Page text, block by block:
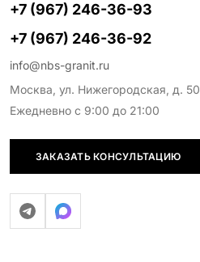
+7 (967) 246-36-93
+7 (967) 246-36-92
info@nbs-granit.ru
Москва, ул. Нижегородская, д. 50
Ежедневно с 9:00 до 21:00
ЗАКАЗАТЬ КОНСУЛЬТАЦИЮ